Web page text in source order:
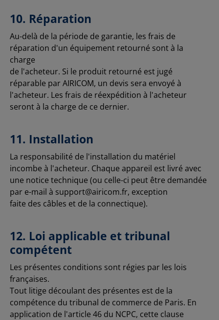
10. Réparation
Au-delà de la période de garantie, les frais de
réparation d'un équipement retourné sont à la
charge
de l'acheteur. Si le produit retourné est jugé
réparable par AIRICOM, un devis sera envoyé à
l'acheteur. Les frais de réexpédition à l'acheteur
seront à la charge de ce dernier.
11. Installation
La responsabilité de l'installation du matériel
incombe à l'acheteur. Chaque appareil est livré avec
une notice technique (ou celle-ci peut être demandée
par e-mail à support@airicom.fr, exception
faite des câbles et de la connectique).
12. Loi applicable et tribunal
compétent
Les présentes conditions sont régies par les lois
françaises.
Tout litige découlant des présentes est de la
compétence du tribunal de commerce de Paris. En
application de l'article 46 du NCPC, cette clause